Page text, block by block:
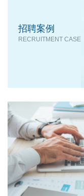
招聘案例
RECRUITMENT CASE